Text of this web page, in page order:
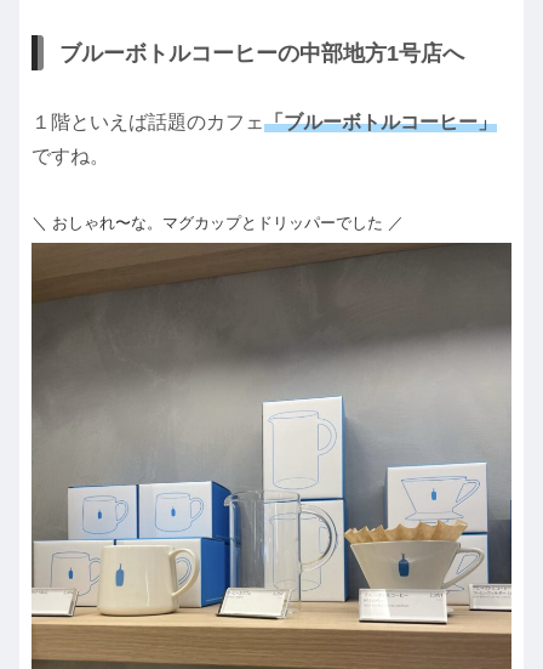
ブルーボトルコーヒーの中部地方1号店へ
１階といえば話題のカフェ「ブルーボトルコーヒー」
ですね。
＼ おしゃれ〜な。マグカップとドリッパーでした ／